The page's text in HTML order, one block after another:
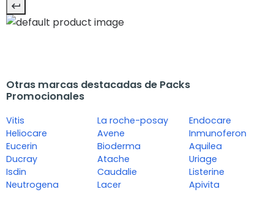
Otras marcas destacadas de Packs
Promocionales
Vitis
Heliocare
Eucerin
Ducray
Isdin
Neutrogena
La roche-posay
Avene
Bioderma
Atache
Caudalie
Lacer
Endocare
Inmunoferon
Aquilea
Uriage
Listerine
Apivita